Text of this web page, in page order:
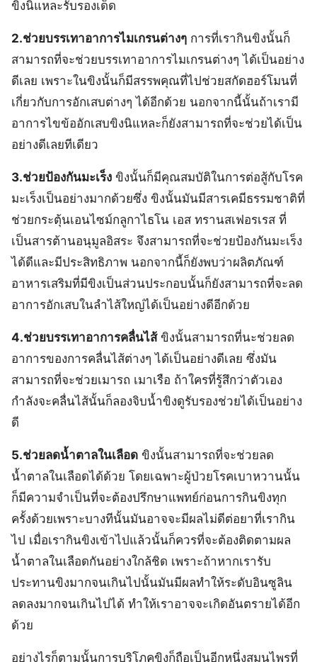
ขิงนิแหละรับรองเด็ด
2.ช่วยบรรเทาอาการไมเกรนต่างๆ การที่เรากินขิงนั้นก็
สามารถที่จะช่วยบรรเทาอาการไมเกรนต่างๆ ได้เป็นอย่าง
ดีเลย เพราะในขิงนั้นก็มีสรรพคุณที่ไปช่วยสกัดฮอร์โมนที่
เกี่ยวกับการอักเสบต่างๆ ได้อีกด้วย นอกจากนี้นั้นถ้าเรามี
อาการไขข้ออักเสบขิงนิแหละก็ยังสามารถที่จะช่วยได้เป็น
อย่างดีเลยทีเดียว
3.ช่วยป้องกันมะเร็ง ขิงนั้นก็มีคุณสมบัติในการต่อสู้กับโรค
มะเร็งเป็นอย่างมากด้วยซึ่ง ขิงนั้นมันมีสารเคมีธรรมชาติที่
ช่วยกระตุ้นเอนไซม์กลูกาไธโน เอส ทรานสเฟอรเรส ที่
เป็นสารต้านอนุมูลอิสระ จึงสามารถที่จะช่วยป้องกันมะเร็ง
ได้ดีและมีประสิทธิภาพ นอกจากนี้ก็ยังพบว่าผลิตภัณฑ์
อาหารเสริมที่มีขิงเป็นส่วนประกอบนั้นก็ยังสามารถที่จะลด
อาการอักเสบในลำไส้ใหญ่ได้เป็นอย่างดีอีกด้วย
4.ช่วยบรรเทาอาการคลื่นไส้ขิงนั้นสามารถที่นะช่วยลด
อาการของการคลื่นไส้ต่างๆ ได้เป็นอย่างดีเลย ซึ่งมัน
สามารถที่จะช่วยเมารถ เมาเรือ ถ้าใครที่รู้สึกว่าตัวเอง
กำลังจะคลื่นไส้นั้นก็ลองจิบน้ำขิงดูรับรองช่วยได้เป็นอย่าง
ดี
5.ช่วยลดน้ำตาลในเลือด ขิงนั้นสามารถที่จะช่วยลด
น้ำตาลในเลือดได้ด้วย โดยเฉพาะผู้ป่วยโรคเบาหวานนั้น
ก็มีความจำเป็นที่จะต้องปรึกษาแพทย์ก่อนการกินขิงทุก
ครั้งด้วยเพราะบางทีนั้นมันอาจจะมีผลไม่ดีต่อยาที่เรากิน
ไป เมื่อเรากินขิงเข้าไปแล้วนั้นก็ควรที่จะต้องติดตามผล
น้ำตาลในเลือดกันอย่างใกล้ชิด เพราะถ้าหากเรารับ
ประทานขิงมากจนเกินไปนั้นมันมีผลทำให้ระดับอินซูลิน
ลดลงมากจนเกินไปได้ ทำให้เราอาจจะเกิดอันตรายได้อีก
ด้วย
อย่างไรก็ตามนั้นการบริโภคขิงก็ถือเป็นอีกหนึ่งสมุนไพรที่